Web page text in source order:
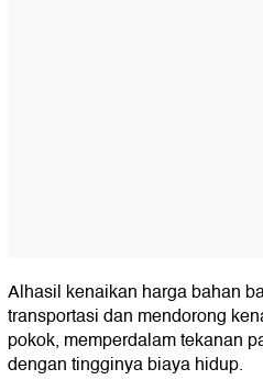
Alhasil kenaikan harga bahan
transportasi dan mendorong
pokok, memperdalam tekanan
dengan tingginya biaya hidup.